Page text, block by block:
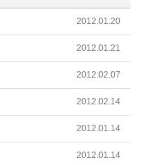
2012.01.20
2012.01.21
2012.02.07
2012.02.14
2012.01.14
2012.01.14